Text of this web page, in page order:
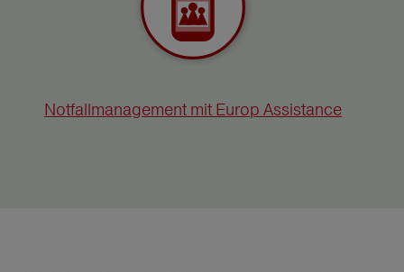
Notfallmanagement mit Europ Assistance